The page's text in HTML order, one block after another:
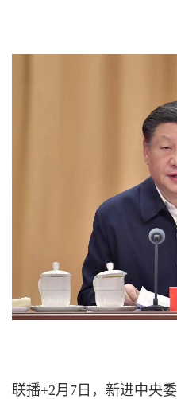
联播+2月7日，新进中央